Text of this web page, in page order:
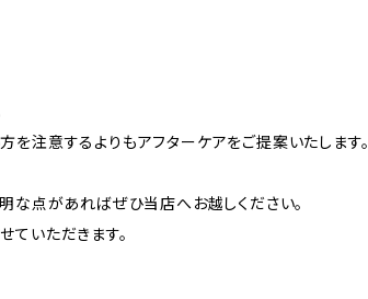
注意するよりもアフターケアをご提案いたします。
な点があればぜひ当店へお越しください。
ていただきます。